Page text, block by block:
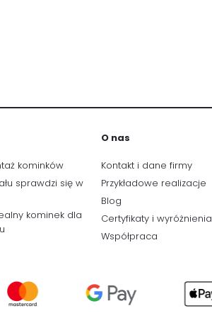
kominków
sprawdzi się w
kominek dla
O nas
Kontakt i dane firmy
Przykładowe realizacje
Blog
Certyfikaty i wyróżnienia
Współpraca